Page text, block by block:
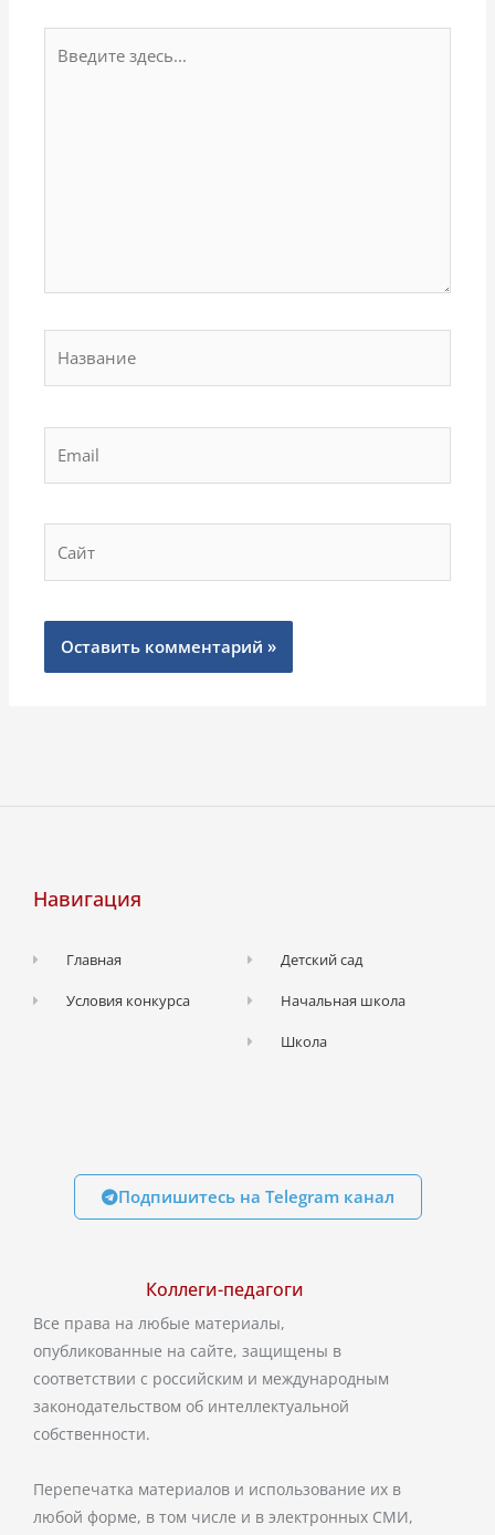
здесь...
Навигация
Главная
Условия конкурса
Детский сад
Начальная школа
Школа
Подпишитесь на Telegram канал
Коллеги-педагоги
Все права на любые материалы,
опубликованные на сайте, защищены в
соответствии с российским и международным
законодательством об интеллектуальной
собственности.
Перепечатка материалов и использование их в
любой форме, в том числе и в электронных СМИ,